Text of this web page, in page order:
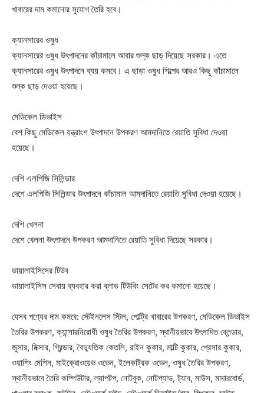
খাবারের দাম কমানোর সুযোগ তৈরি হবে।
ক্যানসারের ওষুধ
ক্যানসারের ওষুধ উৎপাদনের কাঁচামালে আবার শুল্ক ছাড় দিয়েছে সরকার। এতে
ক্যানসারের ওষুধ উৎপাদনে ব্যয় কমবে। এ ছাড়া ওষুধ শিল্পের আরও কিছু কাঁচামালে
শুল্ক ছাড় দেওয়া হয়েছে।
মেডিকেল ডিভাইস
বেশ কিছু মেডিকেল যন্ত্রাংশ উৎপাদনে উপকরণ আমদানিতে রেয়াতি সুবিধা দেওয়া
হয়েছে।
দেশি এলপিজি সিলিন্ডার
দেশে এলপিজি সিলিন্ডার উৎপাদনে কাঁচামাল আমদানিতে রেয়াতি সুবিধা দেওয়া হয়েছে।
দেশি খেলনা
দেশে খেলনা উৎপাদনে উপকরণ আমদানিতে রেয়াতি সুবিধা দিয়েছে সরকার।
ডায়ালাইসিসের টিউব
ডায়ালাইসিস সেবায় ব্যবহার করা ব্লাড টিউবিং সেটের কর কমানো হয়েছে।
যেসব পণ্যের দাম কমবে: স্টেইনলেস স্টিল, পোল্ট্রি খাবারের উপকরণ, মেডিকেল ডিভাইস
তৈরির উপকরণ, ক্যান্সারনিরোধী ওষুধ তৈরির উপকরণ, স্থানীয়ভাবে উৎপাদিত ব্লেন্ডার,
জুসার, মিক্সার, গ্রিন্ডার, বৈদ্যুতিক কেতলি, রাইন কুকার, মাল্টি কুকার, প্রেসার কুকার,
ওয়াশিং মেশিন, মাইক্রোওয়েভ ওভেন, ইলেকট্রিক ওভেন, ওষুধ তৈরির উপকরণ,
স্থানীয়ভাবে তৈরি কম্পিউটার, ল্যাপটপ, নোটবুক, নোটপ্যাড, ট্যাব, মাউস, মাদারবোর্ড,